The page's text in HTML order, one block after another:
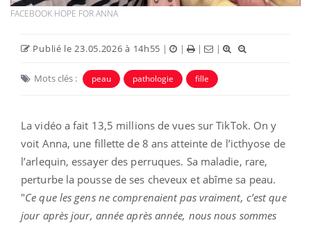
FACEBOOK HOPE FOR ANNA
Publié le 23.05.2026 à 14h55 | | | |
Mots clés : peau pathologie fille
La vidéo a fait 13,5 millions de vues sur TikTok. On y
voit Anna, une fillette de 8 ans atteinte de l’icthyose de
l’arlequin, essayer des perruques. Sa maladie, rare,
perturbe la pousse de ses cheveux et abîme sa peau.
"Ce que les gens ne comprenaient pas vraiment, c’est que
jour après jour, année après année, nous nous sommes